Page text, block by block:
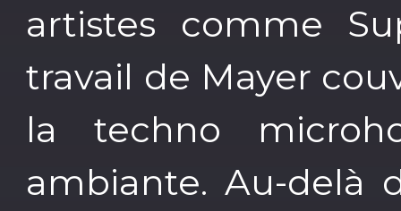
artistes comme
travail de Mayer
la techno
ambiante. Au-delà